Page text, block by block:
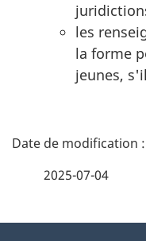
les
la forme
jeunes,
D
2025-07-04